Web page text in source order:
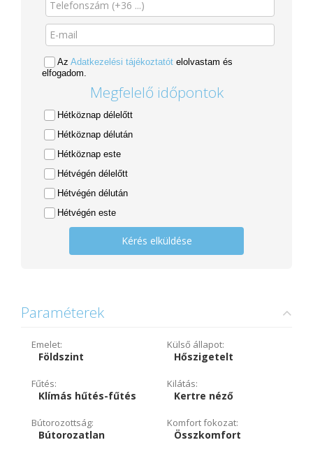
Az Adatkezelési tájékoztatót elolvastam és
elfogadom.
Megfelelő időpontok
Hétköznap délelőtt
Hétköznap délután
Hétköznap este
Hétvégén délelőtt
Hétvégén délután
Hétvégén este
Kérés elküldése
Paraméterek
Emelet:
Földszint
Külső állapot:
Hőszigetelt
Fűtés:
Klímás hűtés-fűtés
Kilátás:
Kertre néző
Bútorozottság:
Bútorozatlan
Komfort fokozat:
Összkomfort